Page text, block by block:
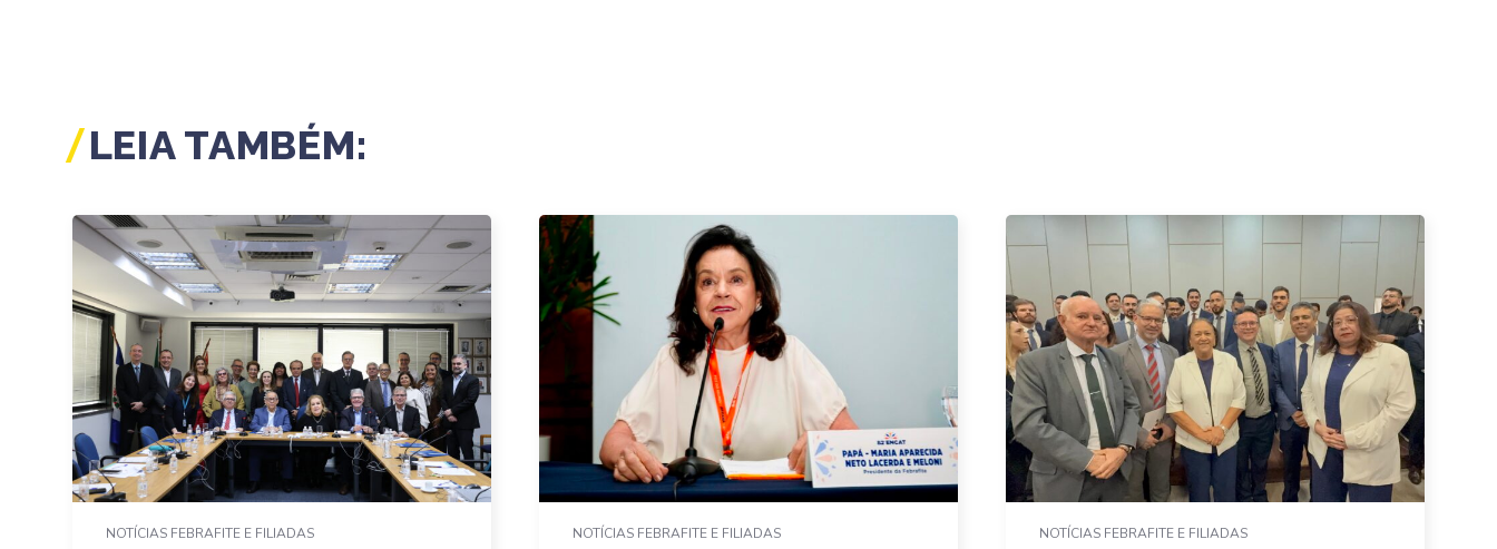
LEIA TAMBÉM:
NOTÍCIAS FEBRAFITE E FILIADAS NOTÍCIAS FEBRAFITE E FILIADAS NOTÍCIAS FEBRAFITE E FILIADAS